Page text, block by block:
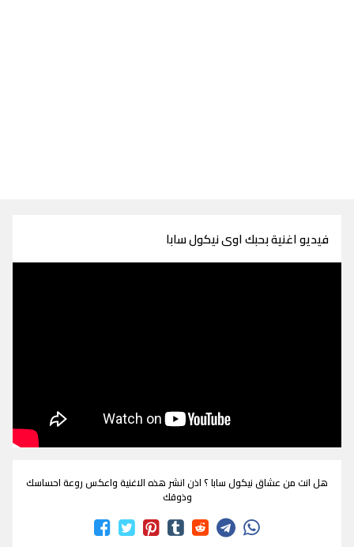
فيديو اغنية بحبك اوى نيكول سابا
هل انت من عشاق نيكول سابا ؟ اذن انشر هذه الاغنية واعكس روعة احساسك
وذوقك